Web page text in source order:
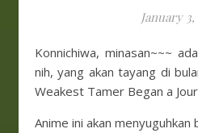
January 3,
Konnichiwa, minasan~~~ ada anime reinkarnasi lagi
nih, yang akan tayang di
Weakest Tamer Began a
Anime ini akan menyuguhkan